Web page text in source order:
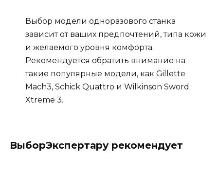
Выбор модели одноразового станка
зависит от ваших предпочтений, типа кожи
и желаемого уровня комфорта.
Рекомендуется обратить внимание на
такие популярные модели, как Gillette
Mach3, Schick Quattro и Wilkinson Sword
Xtreme 3.
ВыборЭкспертару рекомендует